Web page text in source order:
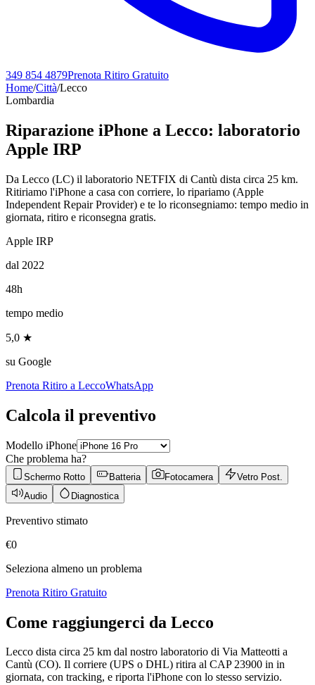
349 854 4879Prenota Ritiro Gratuito
Home/Città/Lecco
Lombardia
Riparazione iPhone a Lecco: laboratorio
Apple IRP
Da Lecco (LC) il laboratorio NETFIX di Cantù dista circa 25 km.
Ritiriamo l'iPhone a casa con corriere, lo ripariamo (Apple
Independent Repair Provider) e te lo riconsegniamo: tempo medio in
giornata, ritiro e riconsegna gratis.
Apple IRP
dal 2022
48h
tempo medio
5,0 ★
su Google
Prenota Ritiro a LeccoWhatsApp
Calcola il preventivo
Modello iPhone
Che problema ha?
Schermo Rotto Batteria Fotocamera
Vetro Post.
Audio
Diagnostica
Preventivo stimato
€0
Seleziona almeno un problema
Prenota Ritiro Gratuito
Come raggiungerci da Lecco
Lecco dista circa 25 km dal nostro laboratorio di Via Matteotti a
Cantù (CO). Il corriere (UPS o DHL) ritira al CAP 23900 in in
giornata, con tracking, e riporta l'iPhone con lo stesso servizio.